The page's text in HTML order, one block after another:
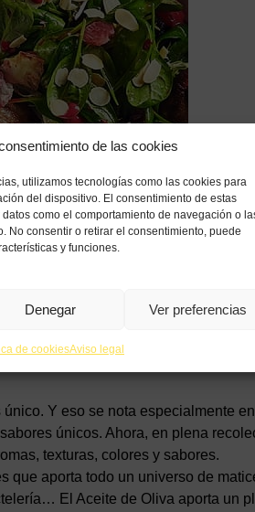
de las cookies
utilizamos tecnologías como las cookies para
del dispositivo. El consentimiento de estas
como el comportamiento de navegación o
No consentir o retirar el consentimiento, puede
y funciones.
Denegar Ver preferencias
de cookiesAviso legal
más exclusivos o a los perfumes
de su calidad y de una
Y eso se nota especialmente
únicos. Ahora, en plena
texturas, colores y sabores.
que aporta todo un universo de
El Aceite de Oliva aporta un